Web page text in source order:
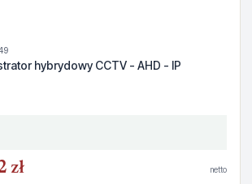
hybrydowy CCTV - AHD - IP
zł netto